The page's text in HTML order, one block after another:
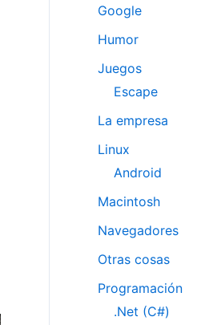
Google
Humor
Juegos
Escape
La empresa
Linux
Android
Macintosh
Navegadores
Otras cosas
Programación
.Net (C#)